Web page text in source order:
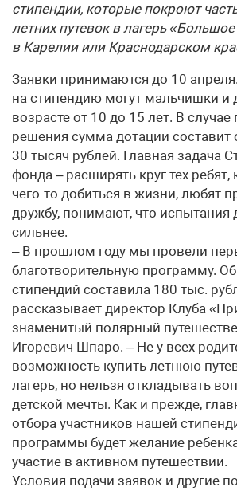
стипендии, которые покроют
летних путевок в лагерь
в Карелии или Краснодарском
Заявки принимаются до 10
на стипендию могут мальчишки и
возрасте от 10 до 15 лет. В
решения сумма дотации составит
30 тысяч рублей. Главная задача
фонда – расширять круг тех ребят,
чего-то добиться в жизни, любят
дружбу, понимают, что испытания
сильнее.
– В прошлом году мы провели
благотворительную программу.
стипендий составила 180 тыс.
рассказывает директор Клуба
знаменитый полярный
Игоревич Шпаро. – Не у всех
возможность купить летнюю
лагерь, но нельзя откладывать
детской мечты. Как и прежде,
отбора участников нашей
программы будет желание
участие в активном путешествии.
Условия подачи заявок и другие